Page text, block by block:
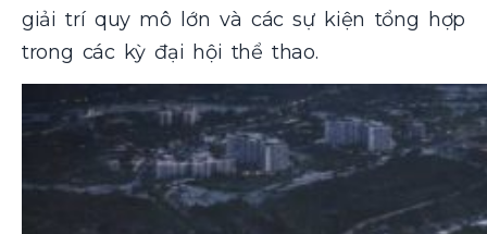
giải trí quy mô lớn và các sự kiện tổng hợp
trong các kỳ đại hội thể thao.